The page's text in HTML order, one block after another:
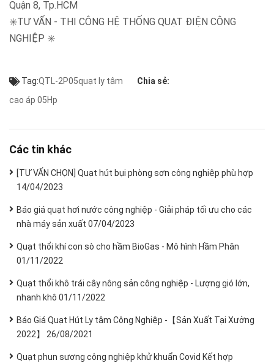
Quận 8, Tp.HCM
✳️TƯ VẤN - THI CÔNG HỆ THỐNG QUẠT ĐIỆN CÔNG
NGHIỆP ✳️
Tag:QTL-2P05quạt ly tâm
cao áp 05Hp
Chia sẻ:
Các tin khác
[TƯ VẤN CHỌN] Quạt hút bụi phòng sơn công nghiệp phù hợp
14/04/2023
Báo giá quạt hơi nước công nghiệp - Giải pháp tối ưu cho các
nhà máy sản xuất 07/04/2023
Quạt thổi khí con sò cho hầm BioGas - Mô hình Hầm Phân
01/11/2022
Quạt thổi khô trái cây nông sản công nghiệp - Lượng gió lớn,
nhanh khô 01/11/2022
Báo Giá Quạt Hút Ly tâm Công Nghiệp -【Sản Xuất Tại Xưởng
2022】 26/08/2021
Quạt phun sương công nghiệp khử khuẩn Covid Kết hợp